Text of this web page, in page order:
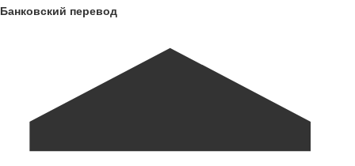
Банковский перевод